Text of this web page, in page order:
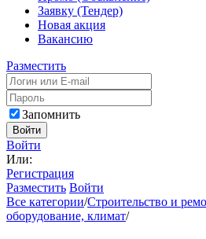
Заявку (Тендер)
Новая акция
Вакансию
Разместить
Запомнить
Войти
Войти
Или:
Регистрация
Разместить Войти
Все категории/Строительство и
оборудование, климат/